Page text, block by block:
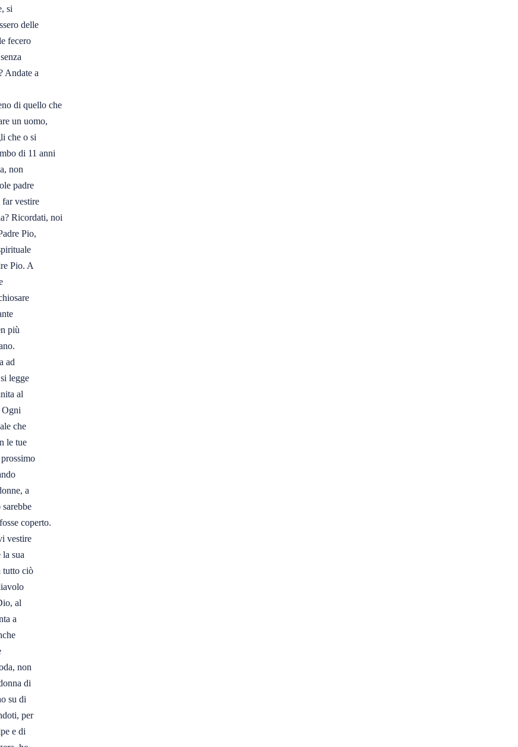
si
delle
fecero
Andate a
di quello che
un uomo,
che o si
di 11 anni
non
padre
vestire
Ricordati, noi
Pio,
Pio. A
più
ad
legge
al
che
le tue
a
coperto.
vestire
sua
tutto ciò
al
a
non
di
su di
per
e di